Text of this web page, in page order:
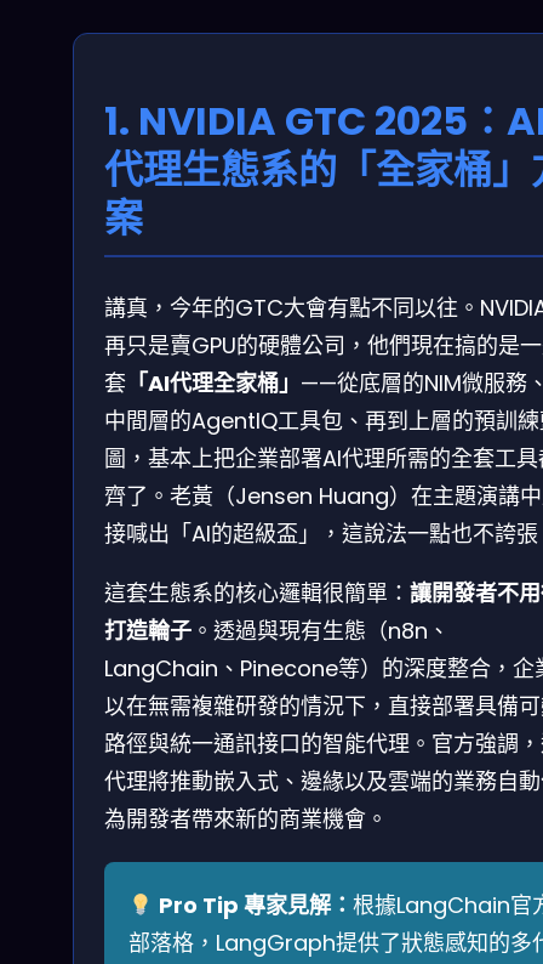
1. NVIDIA GTC 2025：
代理生態系的「全家桶」
案
講真，今年的GTC大會有點不同以往。
再只是賣GPU的硬體公司，他們現在搞的是
套 「AI代理全家桶」 ——從底層的NIM微服務
中間層的AgentIQ工具包、再到上層的預訓
圖，基本上把企業部署AI代理所需的全套工
齊了。老黃（Jensen Huang）在主題演講
接喊出「AI的超級盃」，這說法一點也不誇
這套生態系的核心邏輯很簡單： 讓開發者不
打造輪子 。透過與現有生態（n8n、
LangChain、Pinecone等）的深度整合，企
以在無需複雜研發的情況下，直接部署具備
路徑與統一通訊接口的智能代理。官方強調
代理將推動嵌入式、邊緣以及雲端的業務自
為開發者帶來新的商業機會。
Pro Tip 專家見解： 根據LangChain官
部落格，LangGraph提供了狀態感知的多